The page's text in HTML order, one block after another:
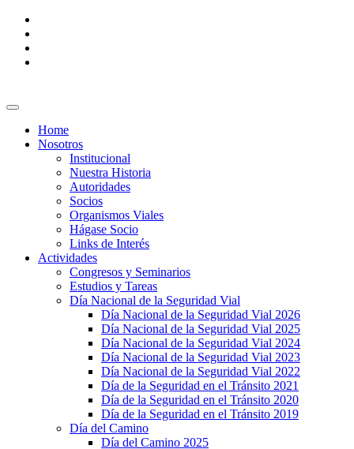
Home
Nosotros
Institucional
Nuestra Historia
Autoridades
Socios
Organismos Viales
Hágase Socio
Links de Interés
Actividades
Congresos y Seminarios
Estudios y Tareas
Día Nacional de la Seguridad Vial
Día Nacional de la Seguridad Vial 2026
Día Nacional de la Seguridad Vial 2025
Día Nacional de la Seguridad Vial 2024
Día Nacional de la Seguridad Vial 2023
Día Nacional de la Seguridad Vial 2022
Día de la Seguridad en el Tránsito 2021
Día de la Seguridad en el Tránsito 2020
Día de la Seguridad en el Tránsito 2019
Día del Camino
Día del Camino 2025